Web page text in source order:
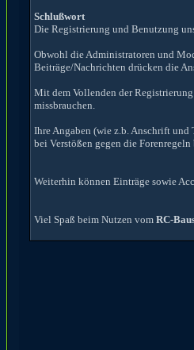
Schlußwort
Die Registrierung und Benutzung
Obwohl die Administratoren und
Beiträge/Nachrichten drücken die
Mit dem Vollenden der
missbrauchen.
Ihre Angaben (wie z.b. Anschrift
bei Verstößen gegen die
Weiterhin können Einträge sowie
Viel Spaß beim Nutzen vom RC-